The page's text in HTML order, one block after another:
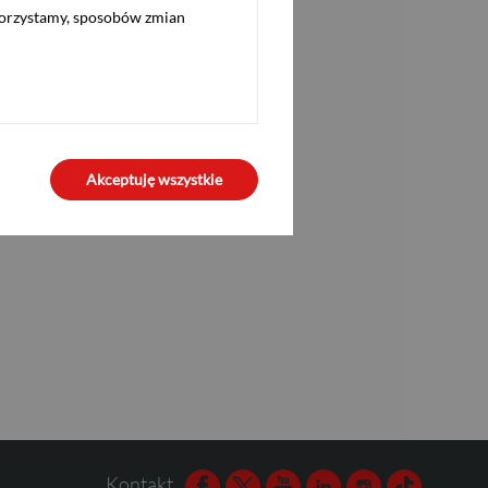
Facebook
TwitterYoutubeLinkedinInstagram
TikTok
sposobów zmian
Akceptuję wszystkie